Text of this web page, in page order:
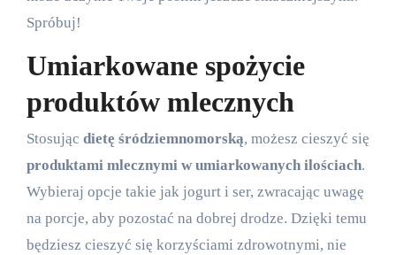
Spróbuj!
Umiarkowane spożycie
produktów mlecznych
Stosując dietę śródziemnomorską, możesz cieszyć się
produktami mlecznymi w umiarkowanych ilościach.
Wybieraj opcje takie jak jogurt i ser, zwracając uwagę
na porcje, aby pozostać na dobrej drodze. Dzięki temu
będziesz cieszyć się korzyściami zdrowotnymi, nie